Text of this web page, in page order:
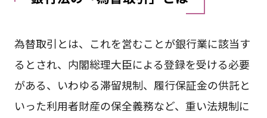
為替取引とは、これを営むことが銀行業に該当す
るとされ、内閣総理大臣による登録を受ける必要
がある、いわゆる滞留規制、履行保証金の供託と
いった利用者財産の保全義務など、重い法規制に